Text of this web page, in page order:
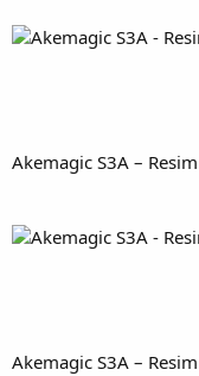
Akemagic S3A –
Akemagic S3A –